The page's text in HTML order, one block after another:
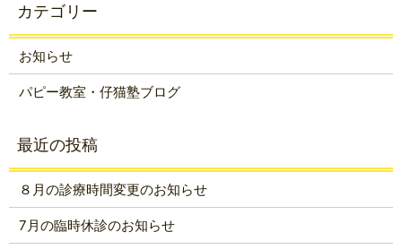
お知らせ
パピー教室・仔猫塾ブログ
８月の診療時間変更のお知らせ
7月の臨時休診のお知らせ